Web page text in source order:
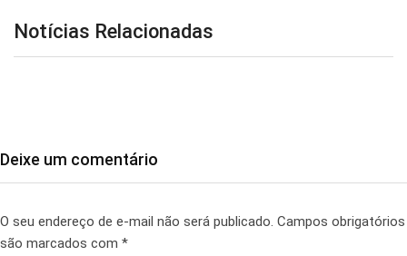
Notícias Relacionadas
Deixe um comentário
O seu endereço de e-mail não será publicado. Campos obrigatórios
são marcados com *